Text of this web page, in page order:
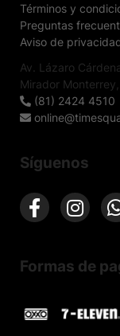
Términos y
Preguntas
Aviso de
Av. Lázaro
Mirador
(81) 2424 4510
Síguenos
Formas de